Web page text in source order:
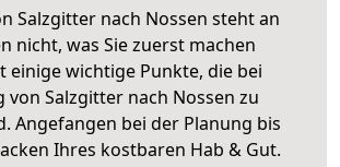
Salzgitter nach Nossen steht an
nicht, was Sie zuerst machen
einige wichtige Punkte, die bei
von Salzgitter nach Nossen zu
Angefangen bei der Planung bis
Ihres kostbaren Hab & Gut.